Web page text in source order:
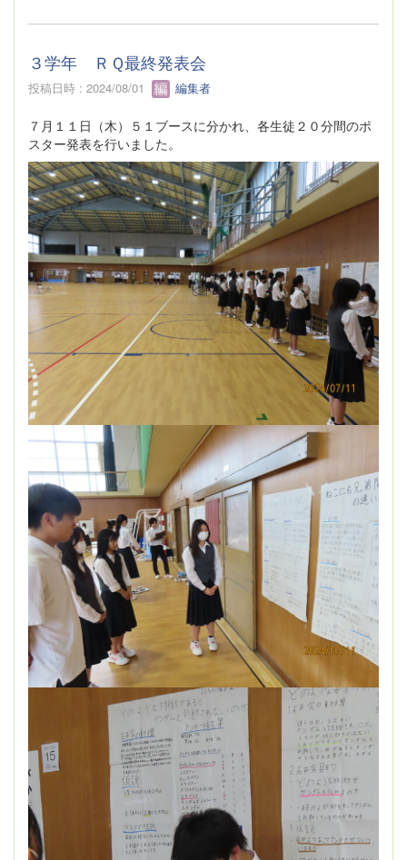
３学年 ＲＱ最終発表会
投稿日時 : 2024/08/01 編集者
７月１１日（木）５１ブースに分かれ、各生徒２０分間のポ
スター発表を行いました。